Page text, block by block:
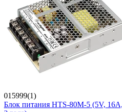
015999(1)
Блок питания HTS-80M-5 (5V,